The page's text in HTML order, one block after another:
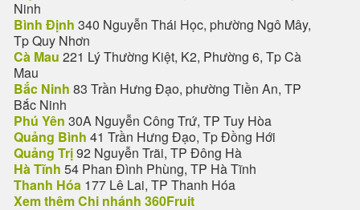
Ninh
Bình Định 340 Nguyễn Thái Học, phường Ngô Mây,
Tp Quy Nhơn
Cà Mau 221 Lý Thường Kiệt, K2, Phường 6, Tp Cà
Mau
Bắc Ninh 83 Trần Hưng Đạo, phường Tiền An, TP
Bắc Ninh
Phú Yên 30A Nguyễn Công Trứ, TP Tuy Hòa
Quảng Bình 41 Trần Hưng Đạo, Tp Đồng Hới
Quảng Trị92 Nguyễn Trãi, TP Đông Hà
Hà Tĩnh 54 Phan Đình Phùng, TP Hà Tĩnh
Thanh Hóa 177 Lê Lai, TP Thanh Hóa
Xem thêm Chi nhánh 360Fruit